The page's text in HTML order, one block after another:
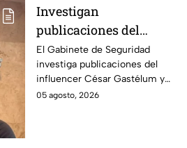
Investigan
publicaciones del
influencer César
Gastélum por alusión a
"La Mayiza"
El Gabinete de Seguridad
investiga publicaciones del
influencer César Gastélum y
analiza videos tras su
05 agosto, 2026